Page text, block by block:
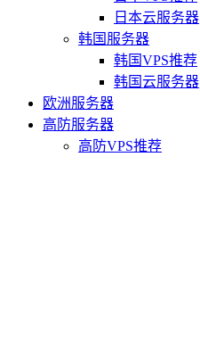
日本云服务器
韩国服务器
韩国VPS推荐
韩国云服务器
欧洲服务器
高防服务器
高防VPS推荐